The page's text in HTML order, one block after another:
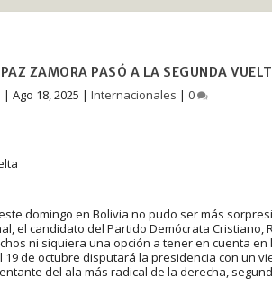
ZAMORA PASÓ A LA SEGUNDA
|Ago 18, 2025 |Internacionales |0
domingo en Bolivia no pudo ser más
el candidato del Partido Demócrata Cristiano,
ni siquiera una opción a tener en cuenta en
de octubre disputará la presidencia con un
del ala más radical de la derecha,